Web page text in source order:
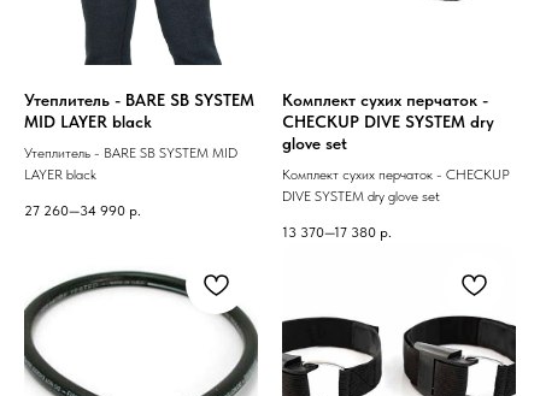
Утеплитель - BARE SB SYSTEM
MID LAYER black
Утеплитель - BARE SB SYSTEM MID
LAYER black
27 260—34 990 р.
Комплект сухих перчаток -
CHECKUP DIVE SYSTEM dry
glove set
Комплект сухих перчаток - CHECKUP
DIVE SYSTEM dry glove set
13 370—17 380 р.